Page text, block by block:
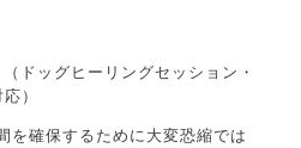
ドッグヒーリングセッション・
）
を確保するために大変恐縮では